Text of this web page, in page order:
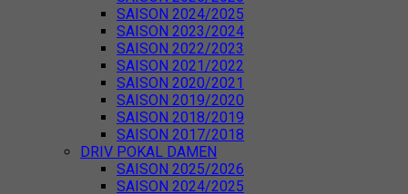
SAISON 2024/2025
SAISON 2023/2024
SAISON 2022/2023
SAISON 2021/2022
SAISON 2020/2021
SAISON 2019/2020
SAISON 2018/2019
SAISON 2017/2018
DRIV POKAL DAMEN
SAISON 2025/2026
SAISON 2024/2025